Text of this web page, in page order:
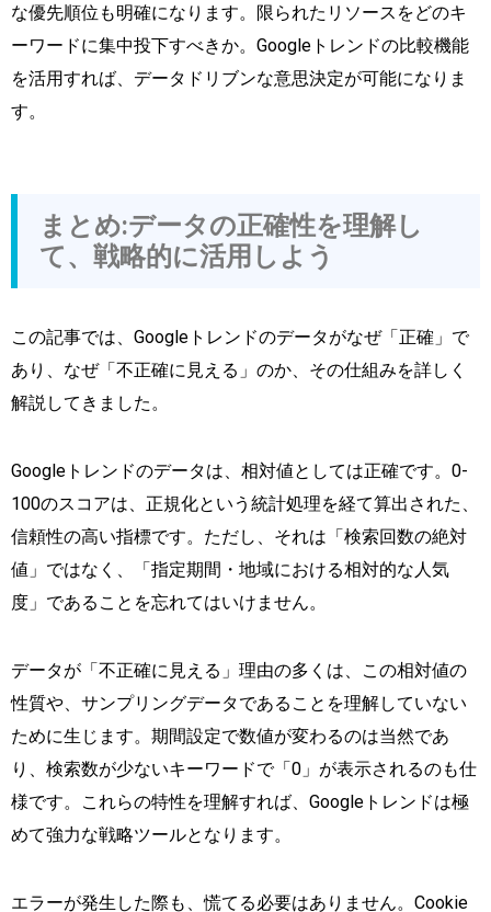
な優先順位も明確になります。限られたリソースをどのキ
ーワードに集中投下すべきか。Googleトレンドの比較機能
を活用すれば、データドリブンな意思決定が可能になりま
す。
まとめ:データの正確性を理解し
て、戦略的に活用しよう
この記事では、Googleトレンドのデータがなぜ「正確」で
あり、なぜ「不正確に見える」のか、その仕組みを詳しく
解説してきました。
Googleトレンドのデータは、相対値としては正確です。0-
100のスコアは、正規化という統計処理を経て算出された、
信頼性の高い指標です。ただし、それは「検索回数の絶対
値」ではなく、「指定期間・地域における相対的な人気
度」であることを忘れてはいけません。
データが「不正確に見える」理由の多くは、この相対値の
性質や、サンプリングデータであることを理解していない
ために生じます。期間設定で数値が変わるのは当然であ
り、検索数が少ないキーワードで「0」が表示されるのも仕
様です。これらの特性を理解すれば、Googleトレンドは極
めて強力な戦略ツールとなります。
エラーが発生した際も、慌てる必要はありません。Cookie